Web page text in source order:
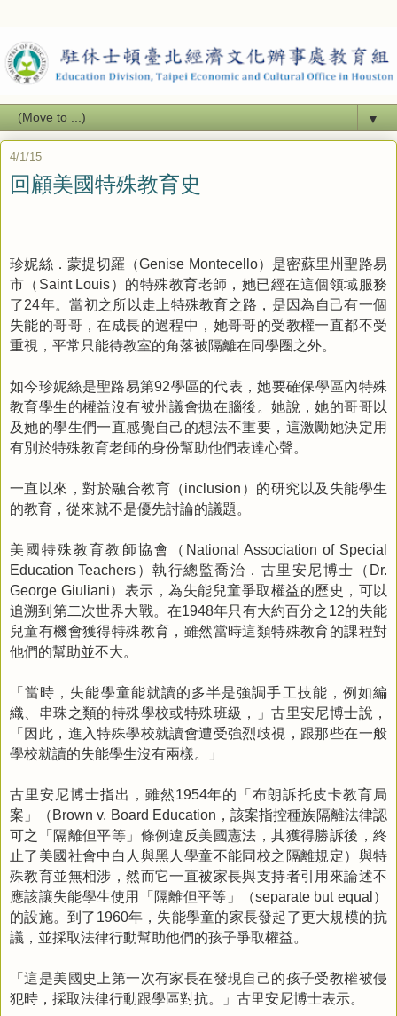
▼
4/1/15
回顧美國特殊教育史
珍妮絲．蒙提切羅（Genise Montecello）是密蘇里州聖路易
市（ Saint Louis）的特殊教育老師，她已經在這個領域服務
了24年。當初之所以走上特殊教育之路，是因為自己有一個
失能的哥哥，在成長的過程中，她哥哥的受教權一直都不受
重視，平常只能待教室的角落被隔離在同學圈之外。
如今珍妮絲是聖路易第92學區的代表，她要確保學區內特殊
教育學生的權益沒有被州議會拋在腦後。她說，她的哥哥以
及她的學生們一直感覺自己的想法不重要，這激勵她決定用
有別於特殊教育老師的身份幫助他們表達心聲。
一直以來，對於融合教育（inclusion ）的研究以及失能學生
的教育，從來就不是優先討論的議題。
美國特殊教育教師協會（ National Association of Special
Education Teachers ）執行總監喬治．古里安尼博士（ Dr.
George Giuliani）表示，為失能兒童爭取權益的歷史，可以
追溯到第二次世界大戰。在1948年只有大約百分之 12的失能
兒童有機會獲得特殊教育，雖然當時這類特殊教育的課程對
他們的幫助並不大。
「當時，失能學童能就讀的多半是強調手工技能，例如編
織、串珠之類的特殊學校或特殊班級，」古里安尼博士說，
「因此，進入特殊學校就讀會遭受強烈歧視，跟那些在一般
學校就讀的失能學生沒有兩樣。」
古里安尼博士指出，雖然1954年的「布朗訴托皮卡教育局
案」（ Brown v. Board Education ，該案指控種族隔離法律認
可之「隔離但平等」條例違反美國憲法，其獲得勝訴後，終
止了美國社會中白人與黑人學童不能同校之隔離規定）與特
殊教育並無相涉，然而它一直被家長與支持者引用來論述不
應該讓失能學生使用「隔離但平等」（separate but equal ）
的設施。到了 1960年，失能學童的家長發起了更大規模的抗
議，並採取法律行動幫助他們的孩子爭取權益。
「這是美國史上第一次有家長在發現自己的孩子受教權被侵
犯時，採取法律行動跟學區對抗。」古里安尼博士表示。